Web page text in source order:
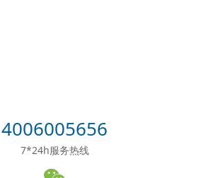
4006005656
7*24h服务热线